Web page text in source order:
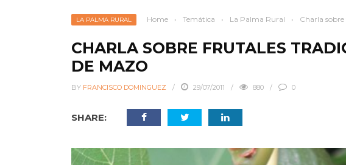
LA PALMA RURAL Home › Temática › La Palma Rural › Charla
CHARLA SOBRE FRUTALES
DE MAZO
BY FRANCISCO DOMINGUEZ 29/07/2011 880 0
SHARE: